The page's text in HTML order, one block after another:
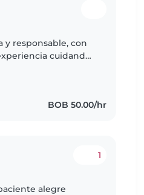
y responsable, con
cuidando
BOB 50.00/hr
1
alegre